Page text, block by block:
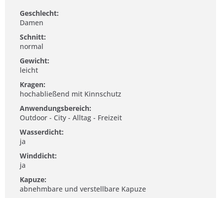
Geschlecht:
Damen
Schnitt:
normal
Gewicht:
leicht
Kragen:
hochabließend mit Kinnschutz
Anwendungsbereich:
Outdoor - City - Alltag - Freizeit
Wasserdicht:
ja
Winddicht:
ja
Kapuze:
abnehmbare und verstellbare Kapuze